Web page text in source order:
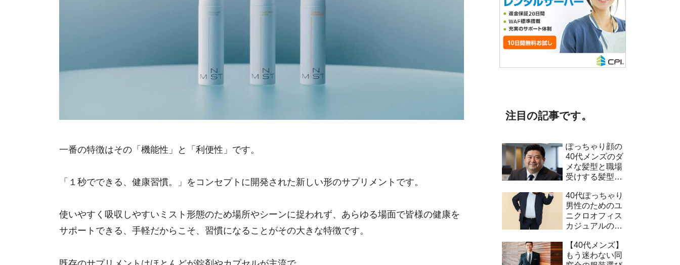
一番の特徴はその「機能性」と「利便性」です。
「１秒でできる、健康習慣。」をコンセプトに開発された新しい形のサプリメントです。
使いやすく吸収しやすいミスト形態のため場所やシーンに捉われず、あらゆる場面で皆様の健康を
サポートできる、手軽だからこそ、習慣になることがその大きな特徴です。
注目の記事です。
ぽっちゃり顔の
40代メンズのダ
メな髪型と職場
受けする髪型5
40代ぽっちゃり
男性のためのユ
ニクロオフィス
カジュアルのコ
【40代メンズ】
もう迷わない同